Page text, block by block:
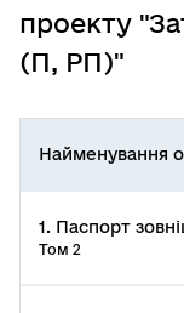
проекту
(П, РП)"
Найменування
1. Паспорт
Том 2